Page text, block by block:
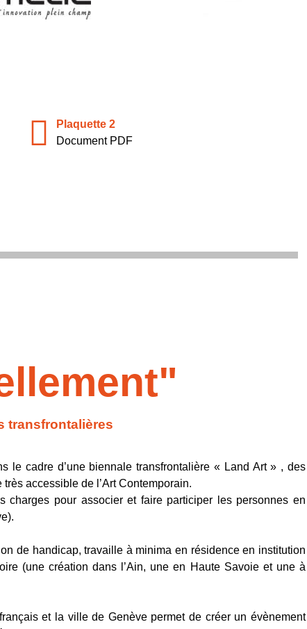
Plaquette 2
Document PDF
transfrontalières
le cadre d’une biennale transfrontalière « Land Art » , des
accessible de l’Art Contemporain.
charges pour associer et faire participer les personnes en
de handicap, travaille à minima en résidence en institution
(une création dans l’Ain, une en Haute Savoie et une à
et la ville de Genève permet de créer un évènement